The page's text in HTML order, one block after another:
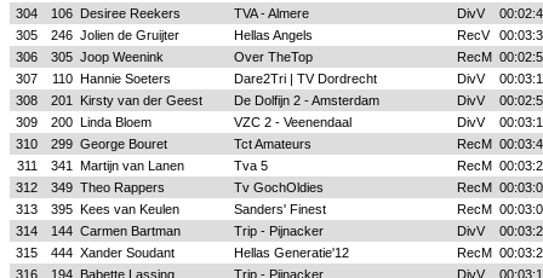
304
106 Desiree Reekers TVA - Almere DivV
305
246 Jolien de Gruijter Hellas Angels RecV
306
305 Joop Weenink Over TheTop RecM
307
110 Hannie Soeters Dare2Tri | TV Dordrecht DivV
308
201 Kirsty van der Geest De Dolfijn 2 - Amsterdam DivV
309
200 Linda Bloem VZC 2 - Veenendaal DivV
310
299 George Bouret Tct Amateurs RecM
311
341 Martijn van Lanen Tva 5 RecM
312
349 Theo Rappers Tv GochOldies RecM
313
395 Kees van Keulen Sanders' Finest RecM
314
144 Carmen Bartman Trip - Pijnacker DivV
315
444 Xander Soudant Hellas Generatie'12 RecM
316
194 Babette Lassing Trip - Pijnacker DivV